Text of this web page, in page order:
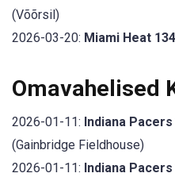
(Võõrsil)
2026-03-20: Miami Heat 134
Omavahelised
2026-01-11: Indiana Pacers
(Gainbridge Fieldhouse)
2026-01-11: Indiana Pacers